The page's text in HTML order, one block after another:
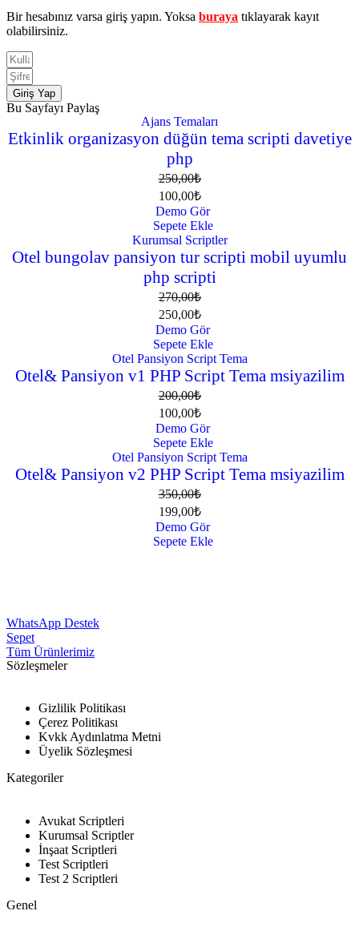
Bir hesabınız varsa giriş yapın. Yoksa buraya tıklayarak kayıt
olabilirsiniz.
Giriş Yap
Bu Sayfayı Paylaş
60% İndirim
Ajans Temaları
Etkinlik organizasyon düğün tema scripti davetiye
php
250,00₺
100,00₺
Demo Gör
Sepete Ekle
7% İndirim
Kurumsal Scriptler
Otel bungolav pansiyon tur scripti mobil uyumlu
php scripti
270,00₺
250,00₺
Demo Gör
Sepete Ekle
50% İndirim
Otel Pansiyon Script Tema
Otel& Pansiyon v1 PHP Script Tema msiyazilim
200,00₺
100,00₺
Demo Gör
Sepete Ekle
43% İndirim
Otel Pansiyon Script Tema
Otel& Pansiyon v2 PHP Script Tema msiyazilim
350,00₺
199,00₺
Demo Gör
Sepete Ekle
WhatsApp Destek
Sepet
Tüm Ürünlerimiz
Sözleşmeler
Gizlilik Politikası
Çerez Politikası
Kvkk Aydınlatma Metni
Üyelik Sözleşmesi
Kategoriler
Avukat Scriptleri
Kurumsal Scriptler
İnşaat Scriptleri
Test Scriptleri
Test 2 Scriptleri
Genel